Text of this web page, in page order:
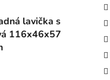
lavička s
116x46x57